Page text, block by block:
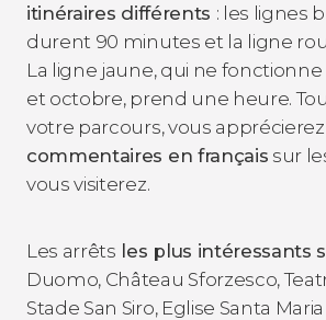
itinéraires différents : les lignes
durent 90 minutes et la ligne
La ligne jaune, qui ne
et octobre, prend une heure.
votre parcours, vous apprécierez
commentaires en français sur
vous visiterez.
Les arrêts les plus intéressants
Duomo, Château Sforzesco,
Stade San Siro, Eglise Santa